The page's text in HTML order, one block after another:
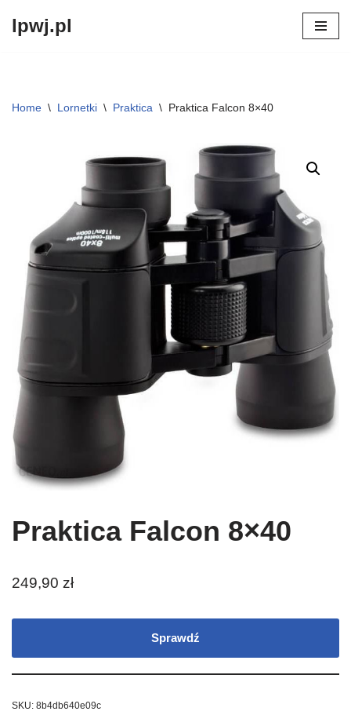
lpwj.pl
Home \ Lornetki \ Praktica \ Praktica Falcon 8×40
Praktica Falcon 8×40
249,90 zł
Sprawdź
SKU: 8b4db640e09c